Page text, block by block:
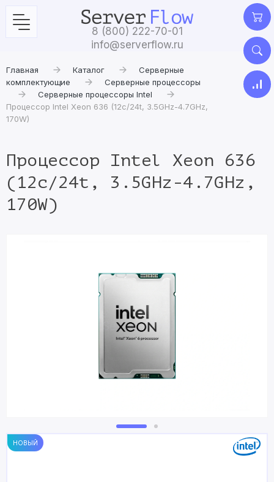
8 (800) 222-70-01
info@serverflow.ru
Главная Каталог
Серверные
комплектующие
Серверные процессоры
Серверные процессоры Intel
Процессор Intel Xeon 636 (12c/24t, 3.5GHz-4.7GHz,
170W)
Процессор Intel Xeon 636
(12c/24t, 3.5GHz-4.7GHz,
170W)
НОВЫЙ